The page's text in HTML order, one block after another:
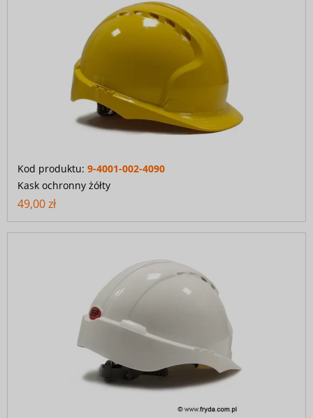
Kod produktu: 9-4001-002-4090
Kask ochronny żółty
49,00 zł